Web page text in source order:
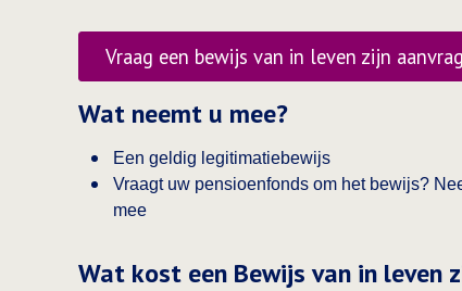
Vraag een bewijs van in leven zijn
Opent in een nieuwe tab:
Wat neemt u mee?
Een geldig legitimatiebewijs
Vraagt uw pensioenfonds om het bewijs?
mee
Wat kost een Bewijs van in